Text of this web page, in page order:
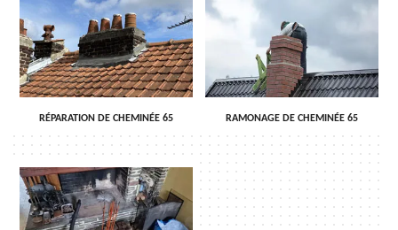
RÉPARATION DE CHEMINÉE 65 RAMONAGE DE CHEMINÉE 65